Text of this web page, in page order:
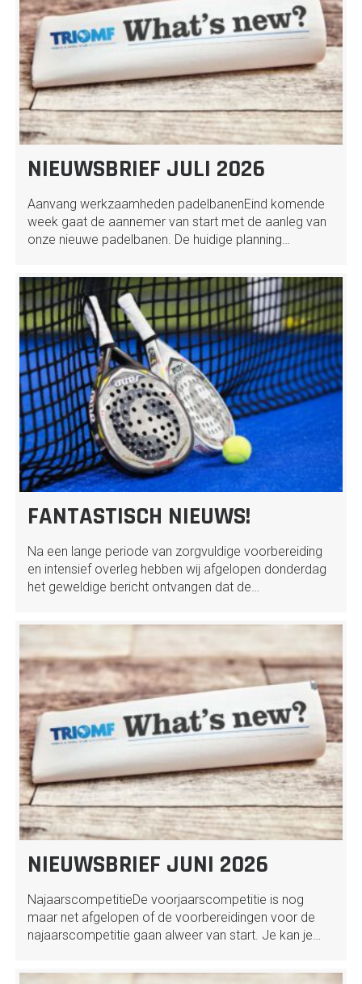
NIEUWSBRIEF JULI 2026
Aanvang werkzaamheden padelbanenEind komende
week gaat de aannemer van start met de aanleg van
onze nieuwe padelbanen. De huidige planning…
FANTASTISCH NIEUWS!
Na een lange periode van zorgvuldige voorbereiding
en intensief overleg hebben wij afgelopen donderdag
het geweldige bericht ontvangen dat de…
NIEUWSBRIEF JUNI 2026
NajaarscompetitieDe voorjaarscompetitie is nog
maar net afgelopen of de voorbereidingen voor de
najaarscompetitie gaan alweer van start. Je kan je…